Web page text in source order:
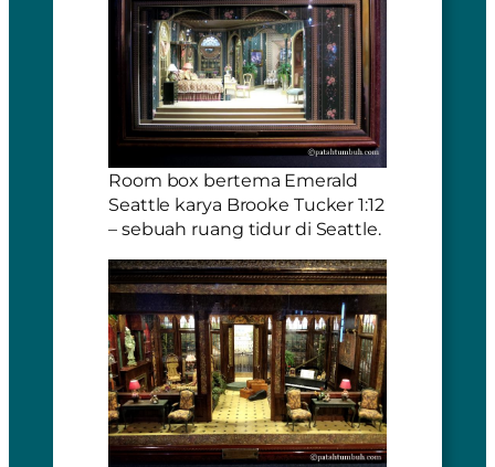
Room box bertema Emerald
Seattle karya Brooke Tucker 1:12
– sebuah ruang tidur di Seattle.